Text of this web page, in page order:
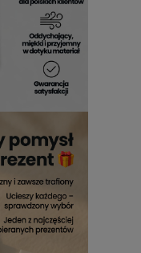
władcą